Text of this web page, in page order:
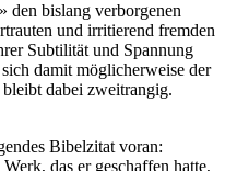
den bislang verborgenen
und irritierend fremden
Subtilität und Spannung
damit möglicherweise der
dabei zweitrangig.
Bibelzitat voran:
das er geschaffen hatte,